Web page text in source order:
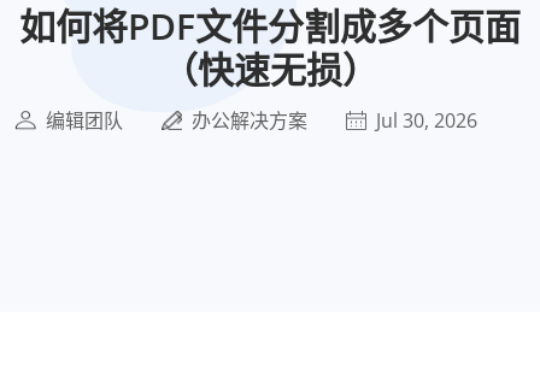
如何将PDF文件分割成多个页面
（快速无损）
编辑团队 办公解决方案 Jul 30, 2026